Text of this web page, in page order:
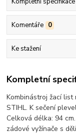
Komentáře 0
Ke stažení
Kompletní
Kombinástroj žací
STIHL. K sečení
Celková délka: 94
zádové vyžínače s